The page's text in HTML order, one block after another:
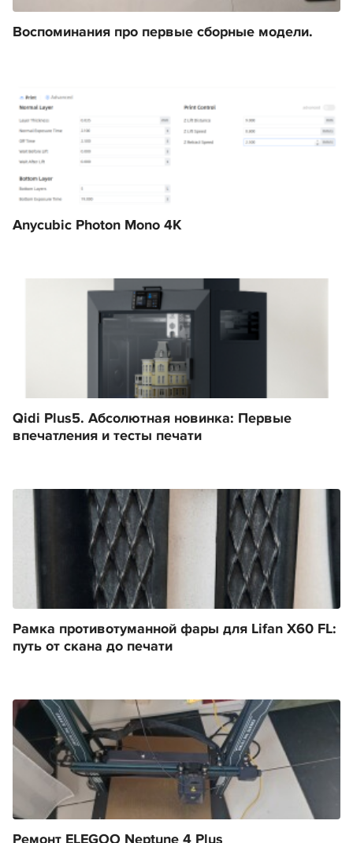
Воспоминания про первые сборные модели.
Anycubic Photon Mono 4K
Qidi Plus5. Абсолютная новинка: Первые
впечатления и тесты печати
Рамка противотуманной фары для Lifan X60 FL:
путь от скана до печати